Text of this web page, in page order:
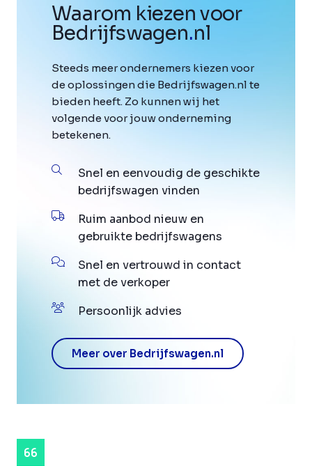
Waarom kiezen voor
Bedrijfswagen.nl
Steeds meer ondernemers kiezen voor
de oplossingen die Bedrijfswagen.nl te
bieden heeft. Zo kunnen wij het
volgende voor jouw onderneming
betekenen.
Snel en eenvoudig de geschikte
bedrijfswagen vinden
Ruim aanbod nieuw en
gebruikte bedrijfswagens
Snel en vertrouwd in contact
met de verkoper
Persoonlijk advies
Meer over Bedrijfswagen.nl